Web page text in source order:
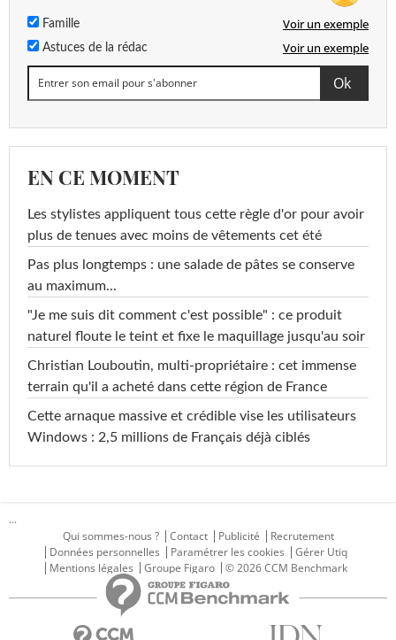
Famille Voir un exemple
Astuces de la rédac Voir un exemple
EN CE MOMENT
Les stylistes appliquent tous cette règle d'or pour avoir
plus de tenues avec moins de vêtements cet été
Pas plus longtemps : une salade de pâtes se conserve
au maximum...
"Je me suis dit comment c'est possible" : ce produit
naturel floute le teint et fixe le maquillage jusqu'au soir
Christian Louboutin, multi-propriétaire : cet immense
terrain qu'il a acheté dans cette région de France
Cette arnaque massive et crédible vise les utilisateurs
Windows : 2,5 millions de Français déjà ciblés
...
Qui sommes-nous ?
Contact Publicité
Recrutement
Données personnelles
Paramétrer les cookies
Gérer Utiq
Mentions légales
Groupe Figaro © 2026 CCM Benchmark